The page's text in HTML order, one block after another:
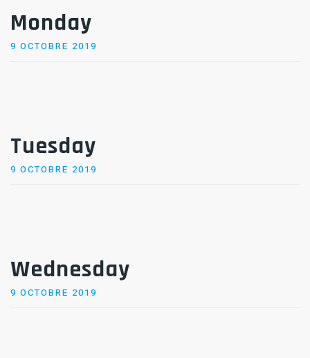
Monday
POSTED
9 OCTOBRE 2019
Tuesday
POSTED
9 OCTOBRE 2019
Wednesday
POSTED
9 OCTOBRE 2019